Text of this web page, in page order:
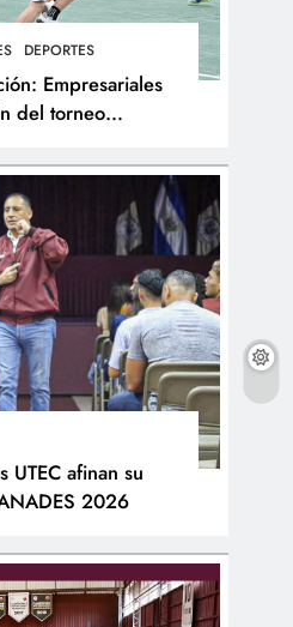
DEPORTES
Empresariales
del torneo
UTEC afinan su
2026